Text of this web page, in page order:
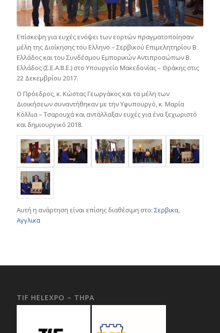
Επίσκεψη για ευχές ενόψει των εορτών πραγματοποίησαν
μέλη της Διοίκησης του Ελληνο – Σερβικού Επιμελητηρίου Β.
Ελλάδος και του Συνδέσμου Εμπορικών Αντιπροσώπων Β.
Ελλάδος (Σ.Ε.Α.Β.Ε.) στο Υπουργείο Μακεδονίας – Θράκης στις
22 Δεκεμβρίου 2017.
Ο Πρόεδρος, κ. Κώστας Γεωργάκος και τα μέλη των
Διοικήσεων συναντήθηκαν με την Υφυπουργό, κ. Μαρία
Κόλλια – Τσαρουχά και αντάλλαξαν ευχές για ένα ξεχωριστό
και δημιουργικό 2018.
Αυτή η ανάρτηση είναι επίσης διαθέσιμη στο: Σερβικα
Αγγλικα
TIF HELEXPO – THPA